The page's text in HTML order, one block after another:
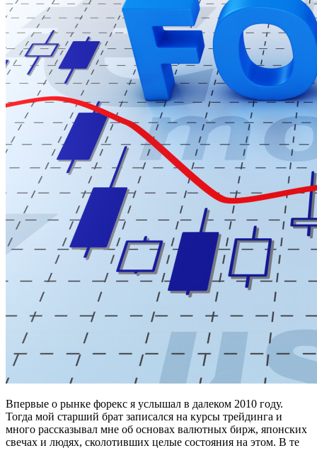
Впервые о рынке форекс я услышал в далеком 2010 году.
Тогда мой старший брат записался на курсы трейдинга и
много рассказывал мне об основах валютных бирж, японских
свечах и людях, сколотивших целые состояния на этом. В те